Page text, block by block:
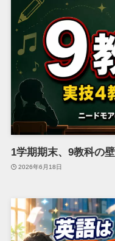
1学期期末、9教科の
2026年6月18日